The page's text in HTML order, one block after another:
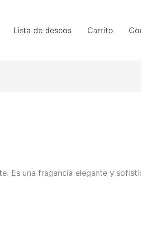
Lista de deseos Carrito
Es una fragancia elegante y